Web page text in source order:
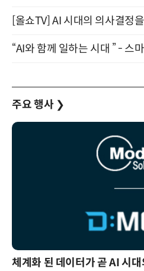
주요 행사 ❯
체계화 된 데이터가 곧 AI 시